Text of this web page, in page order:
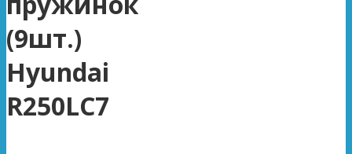
(9шт.)
Hyundai
R250LC7